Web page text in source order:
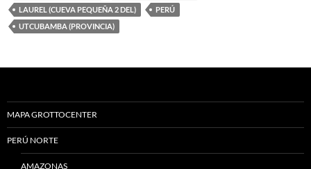
LAUREL (CUEVA PEQUEÑA 2 DEL)
PERÚ
UTCUBAMBA (PROVINCIA)
MAPA GROTTOCENTER
PERÚ NORTE
AMAZONAS